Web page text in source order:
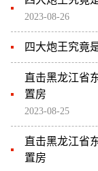
2023-08-26
四大炮王究竟
直击黑龙江省
置房
2023-08-25
直击黑龙江省
置房